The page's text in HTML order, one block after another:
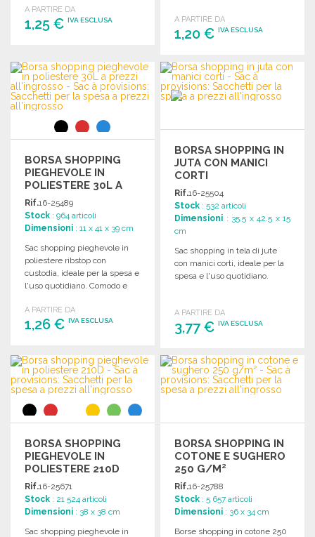
trasporto.
A PARTIRE DA
1,25 € IVA ESCLUSA
Richiedi un preventivo
A PARTIRE DA
1,20 €IVA ESCLUSA
ORDINARE
Richiedi un preventivo
BORSA SHOPPING
PIEGHEVOLE IN
POLIESTERE 30L A
PREZZI
ALL'INGROSSO
Rif.16-25489
Stock : 964 articoli
Dimensioni : 11 x 41 x 39 cm
Sac shopping pieghevole in
poliestere ribstop con
custodia, ideale per la spesa e
l'uso quotidiano. Comodo e
A PARTIRE DA
1,26 € IVA ESCLUSA
ORDINARE
Richiedi un preventivo
BORSA SHOPPING IN
JUTA CON MANICI
CORTI
Rif.16-25504
Stock : 532 articoli
Dimensioni : 35.5 x 42.5 x 15
cm
Sac shopping in tela di jute
con manici corti, ideale per la
spesa e l'uso quotidiano.
A PARTIRE DA
3,77 €IVA ESCLUSA
ORDINARE
Richiedi un preventivo
BORSA SHOPPING
PIEGHEVOLE IN
POLIESTERE 210D
Rif.16-25671
Stock : 21 524 articoli
Dimensioni : 38 x 38 cm
Sac shopping pieghevole in
BORSA SHOPPING IN
COTONE E SUGHERO
250 G/M²
Rif.16-25788
Stock : 5 657 articoli
Dimensioni : 36 x 34 cm
Borse shopping in cotone 250